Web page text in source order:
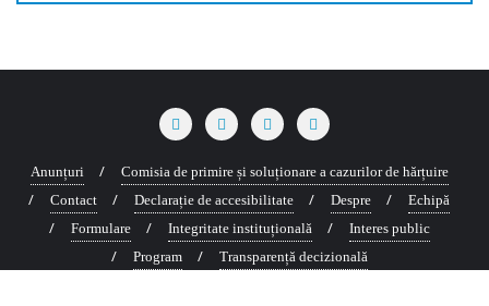
Anunțuri
Comisia de primire și soluționare a cazurilor de hărțuire
Contact
Declarație de accesibilitate Despre
Echipă
Formulare
Integritate instituțională
Interes public
Program
Transparență decizională